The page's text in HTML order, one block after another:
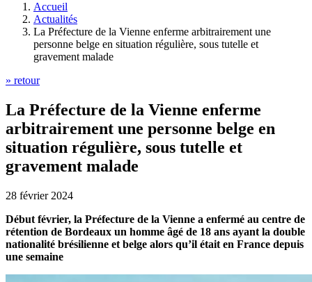
Accueil
Actualités
La Préfecture de la Vienne enferme arbitrairement une
personne belge en situation régulière, sous tutelle et
gravement malade
» retour
La Préfecture de la Vienne enferme
arbitrairement une personne belge en
situation régulière, sous tutelle et
gravement malade
28 février 2024
Début février, la Préfecture de la Vienne a enfermé au centre de
rétention de Bordeaux un homme âgé de 18 ans ayant la double
nationalité brésilienne et belge alors qu’il était en France depuis
une semaine